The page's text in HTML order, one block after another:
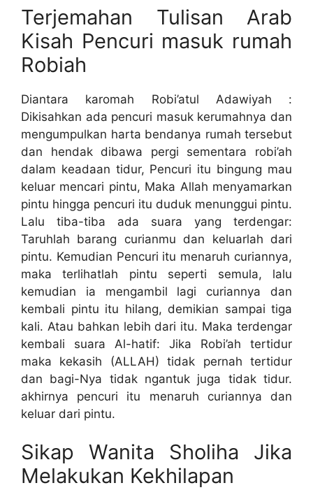
Terjemahan Tulisan Arab
Kisah Pencuri masuk rumah
Robiah
Diantara karomah Robi’atul Adawiyah :
Dikisahkan ada pencuri masuk kerumahnya dan
mengumpulkan harta bendanya rumah tersebut
dan hendak dibawa pergi sementara robi’ah
dalam keadaan tidur, Pencuri itu bingung mau
keluar mencari pintu, Maka Allah menyamarkan
pintu hingga pencuri itu duduk menunggui pintu.
Lalu tiba-tiba ada suara yang terdengar:
Taruhlah barang curianmu dan keluarlah dari
pintu. Kemudian Pencuri itu menaruh curiannya,
maka terlihatlah pintu seperti semula, lalu
kemudian ia mengambil lagi curiannya dan
kembali pintu itu hilang, demikian sampai tiga
kali. Atau bahkan lebih dari itu. Maka terdengar
kembali suara Al-hatif: Jika Robi’ah tertidur
maka kekasih (ALLAH) tidak pernah tertidur
dan bagi-Nya tidak ngantuk juga tidak tidur.
akhirnya pencuri itu menaruh curiannya dan
keluar dari pintu.
Sikap Wanita Sholiha Jika
Melakukan Kekhilapan